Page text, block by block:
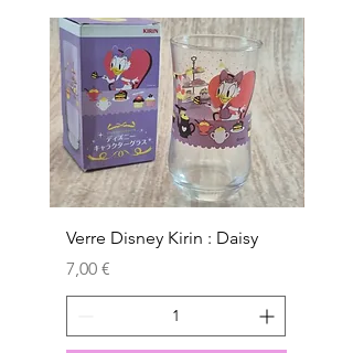
Verre Disney Kirin : Daisy
Prix
7,00 €